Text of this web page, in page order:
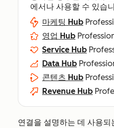
에서나 사용할 수 있습
마케팅 Hub
영업 Hub
Service Hub
Data Hub
콘텐츠 Hub
Revenue Hub
연결을 설명하는 데 사용